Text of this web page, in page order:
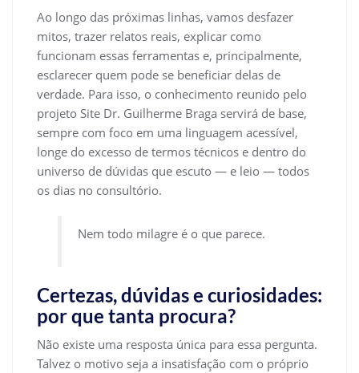
Ao longo das próximas linhas, vamos desfazer
mitos, trazer relatos reais, explicar como
funcionam essas ferramentas e, principalmente,
esclarecer quem pode se beneficiar delas de
verdade. Para isso, o conhecimento reunido pelo
projeto Site Dr. Guilherme Braga servirá de base,
sempre com foco em uma linguagem acessível,
longe do excesso de termos técnicos e dentro do
universo de dúvidas que escuto — e leio — todos
os dias no consultório.
Nem todo milagre é o que parece.
Certezas, dúvidas e curiosidades:
por que tanta procura?
Não existe uma resposta única para essa pergunta.
Talvez o motivo seja a insatisfação com o próprio